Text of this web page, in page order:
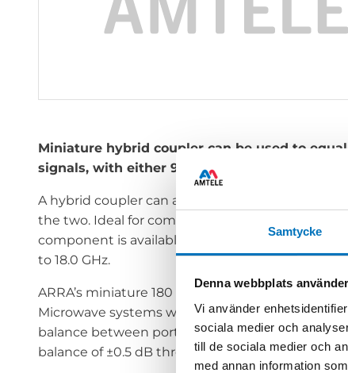
Samtycke
Denna webbplats
Vi använder
sociala medier och
till de sociala medier och
med annan information
Miniature hybrid coupler can be used to
signals, with either 90-deg. or 180-deg. shift
A hybrid coupler can also combine two input
the two. Ideal for commercial, industrial, and
component is available with SMA and Type N
to 18.0 GHz.
ARRA’s miniature 180 degree hybrid couplers
Microwave systems worldwide. These
balance between ports, of ±8° through 8 GHz
balance of ±0.5 dB through 18 GHz.